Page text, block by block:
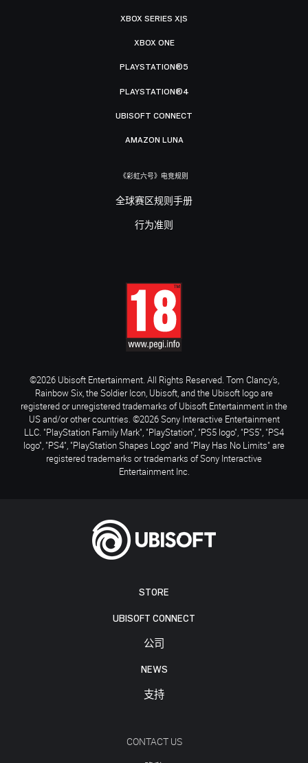
STORE
UBISOFT CONNECT
公司
NEWS
支持
CONTACT US
XBOX SERIES X|S
XBOX ONE
PLAYSTATION®5
PLAYSTATION®4
UBISOFT CONNECT
AMAZON LUNA
《彩虹六号》电竞规则
全球赛区规则手册
行为准则
©2026 Ubisoft Entertainment. All Rights Reserved. Tom Clancy’s,
Rainbow Six, the Soldier Icon, Ubisoft, and the Ubisoft logo are
registered or unregistered trademarks of Ubisoft Entertainment in the
US and/or other countries. ©2026 Sony Interactive Entertainment
LLC. "PlayStation Family Mark", "PlayStation", "PS5 logo", "PS5", "PS4
logo", "PS4", "PlayStation Shapes Logo" and "Play Has No Limits" are
registered trademarks or trademarks of Sony Interactive
Entertainment Inc.